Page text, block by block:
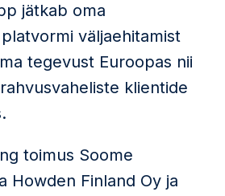
jätkab oma
väljaehitamist
tegevust Euroopas nii
klientide
toimus Soome
Howden Finland Oy ja